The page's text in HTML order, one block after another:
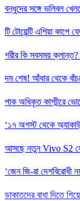
বন্ধুদের সঙ্গে ভলিবল
টি টোয়েন্টি এশিয়া
শরীর কি সবসময় ক্লান্ত?
দম শেষ! আঁধার থেকে
পাক অধিকৃত কাশ্মীরে
‘১৭ অগস্ট থেকে
আসছে নতুন Vivo S2
‘জেন জি-রা দেশবিরোধী
ডাকাতদের বাধা দিতে